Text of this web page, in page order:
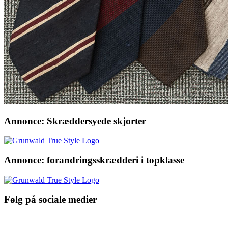
Annonce: Skræddersyede skjorter
Annonce: forandringsskrædderi i topklasse
Følg på sociale medier